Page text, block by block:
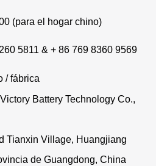
(para el hogar chino)
5811 & + 86 769 8360 9569
/ fábrica
Battery Technology Co.,
Tianxin Village, Huangjiang
de Guangdong, China